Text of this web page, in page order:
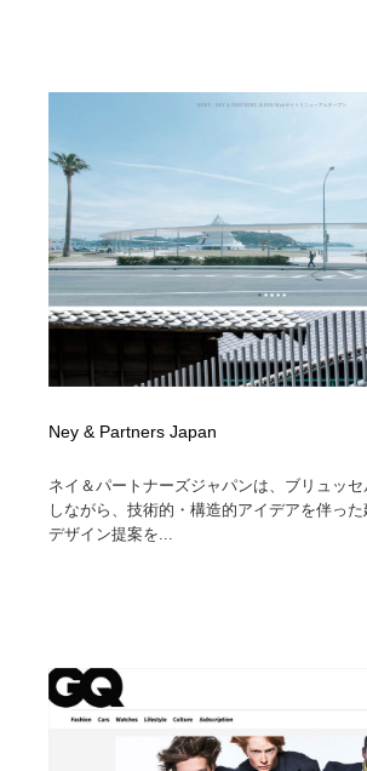
Ney & Partners Japan
ネイ＆パートナーズジャパンは、ブリュッ
しながら、技術的・構造的アイデアを伴っ
デザイン提案を...